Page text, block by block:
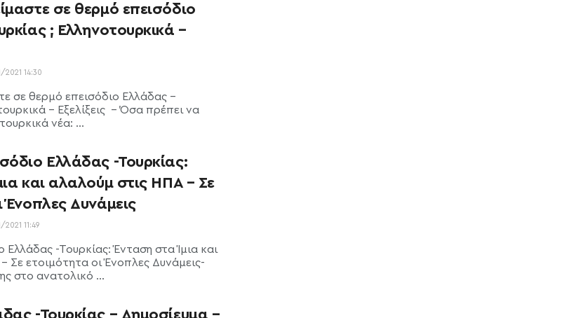
σε θερμό επεισόδιο
; Ελληνοτουρκικά –
2021 14:30
σε θερμό επεισόδιο Ελλάδας -
- Εξελίξεις - Όσα πρέπει να
νέα: ...
Ελλάδας -Τουρκίας:
και αλαλούμ στις ΗΠΑ – Σε
Ένοπλες Δυνάμεις
11:49
Ελλάδας -Τουρκίας: Ένταση στα Ίμια και
Σε ετοιμότητα οι Ένοπλες Δυνάμεις-
στο ανατολικό ...
-Τουρκίας – Δημοσίευμα –